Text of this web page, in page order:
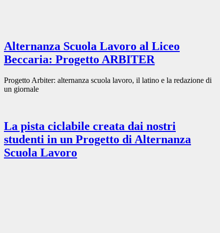
Alternanza Scuola Lavoro al Liceo
Beccaria: Progetto ARBITER
Progetto Arbiter: alternanza scuola lavoro, il latino e la redazione di
un giornale
La pista ciclabile creata dai nostri
studenti in un Progetto di Alternanza
Scuola Lavoro